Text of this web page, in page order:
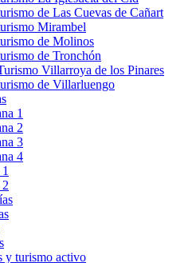
de Las Cuevas de Cañart
Mirambel
de Molinos
de Tronchón
Villarroya de los Pinares
de Villarluengo
1
2
3
4
y turismo activo